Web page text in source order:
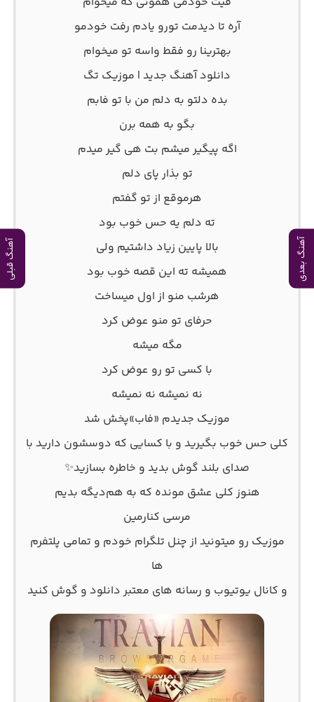
آهنگ بعدی آهنگ قبلی
آره تا دیدمت تورو یادم رفت خودمو
بهترینا رو فقط واسه تو میخوام
دانلود آهنگ جدید | موزیک تگ
بده دلتو به دلم من با تو فابم
بگو به همه برن
اگه پیگیر میشم بت هی گیر میدم
تو بذار پای دلم
هرموقع از تو گفتم
ته دلم یه حس خوب بود
بالا پایین زیاد داشتیم ولی
همیشه ته این قصه خوب بود
هرشب منو از اول میساخت
حرفای تو منو عوض کرد
مگه میشه
با کسی تو رو عوض کرد
نه نمیشه نه نمیشه
موزیک جدیدم «فاب»پخش شد
کلی حس خوب بگیرید و با کسایی که دوسشون دارید با
صدای بلند گوش بدید و خاطره بسازید✨
هنوز کلی عشق مونده که به هم‌دیگه بدیم
مرسی کنارمین
موزیک رو میتونید از چنل تلگرام خودم و تمامی پلتفرم
ها
و کانال یوتیوب و رسانه های معتبر دانلود و گوش کنید